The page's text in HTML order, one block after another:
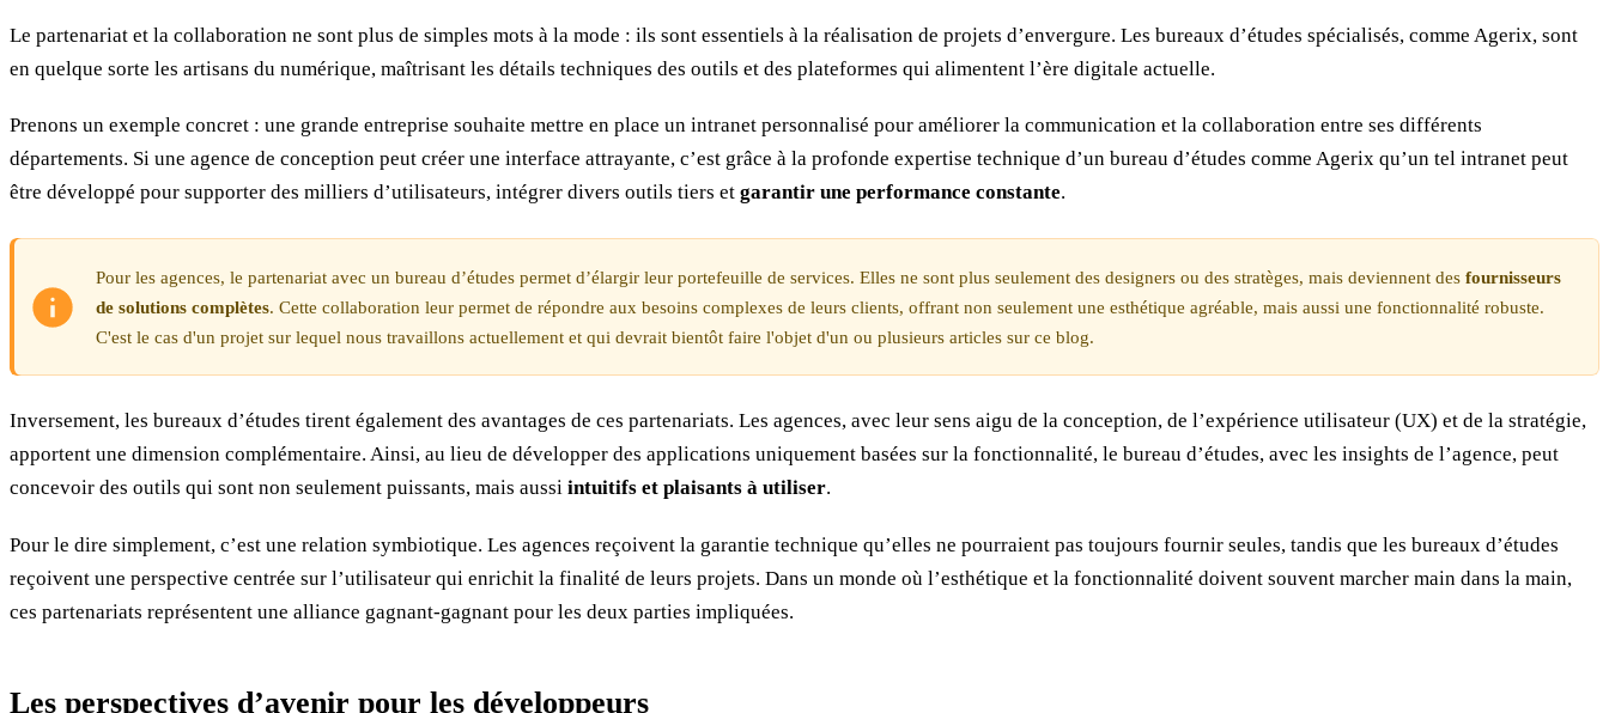
Le partenariat et la collaboration ne sont plus de simples mots à la mode : ils sont essentiels à la réalisation de projets d’envergure. Les bureaux d’études spécialisés, comme Agerix, sont
en quelque sorte les artisans du numérique, maîtrisant les détails techniques des outils et des plateformes qui alimentent l’ère digitale actuelle.
Prenons un exemple concret : une grande entreprise souhaite mettre en place un intranet personnalisé pour améliorer la communication et la collaboration entre ses différents
départements. Si une agence de conception peut créer une interface attrayante, c’est grâce à la profonde expertise technique d’un bureau d’études comme Agerix qu’un tel intranet peut
être développé pour supporter des milliers d’utilisateurs, intégrer divers outils tiers et garantir une performance constante.
Pour les agences, le partenariat avec un bureau d’études permet d’élargir leur portefeuille de services. Elles ne sont plus seulement des designers ou des stratèges, mais deviennent des fournisseurs
de solutions complètes. Cette collaboration leur permet de répondre aux besoins complexes de leurs clients, offrant non seulement une esthétique agréable, mais aussi une fonctionnalité robuste.
C'est le cas d'un projet sur lequel nous travaillons actuellement et qui devrait bientôt faire l'objet d'un ou plusieurs articles sur ce blog.
Inversement, les bureaux d’études tirent également des avantages de ces partenariats. Les agences, avec leur sens aigu de la conception, de l’expérience utilisateur (UX) et de la stratégie,
apportent une dimension complémentaire. Ainsi, au lieu de développer des applications uniquement basées sur la fonctionnalité, le bureau d’études, avec les insights de l’agence, peut
concevoir des outils qui sont non seulement puissants, mais aussi intuitifs et plaisants à utiliser.
Pour le dire simplement, c’est une relation symbiotique. Les agences reçoivent la garantie technique qu’elles ne pourraient pas toujours fournir seules, tandis que les bureaux d’études
reçoivent une perspective centrée sur l’utilisateur qui enrichit la finalité de leurs projets. Dans un monde où l’esthétique et la fonctionnalité doivent souvent marcher main dans la main,
ces partenariats représentent une alliance gagnant-gagnant pour les deux parties impliquées.
Les perspectives d’avenir pour les développeurs